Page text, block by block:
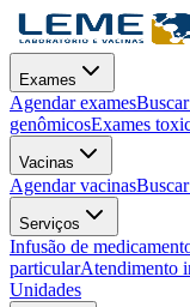
Exames
Agendar exames
genômicosExames
Vacinas
Agendar vacinas
Serviços
Infusão de
particularAtendimento
Unidades